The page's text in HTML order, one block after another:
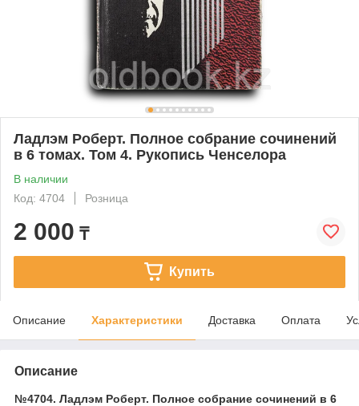
Ладлэм Роберт. Полное собрание сочинений
в 6 томах. Том 4. Рукопись Ченселора
В наличии
Код: 4704
Розница
2 000 ₸
Купить
Описание Характеристики Доставка Оплата
Описание
№4704. Ладлэм Роберт. Полное собрание сочинений в 6